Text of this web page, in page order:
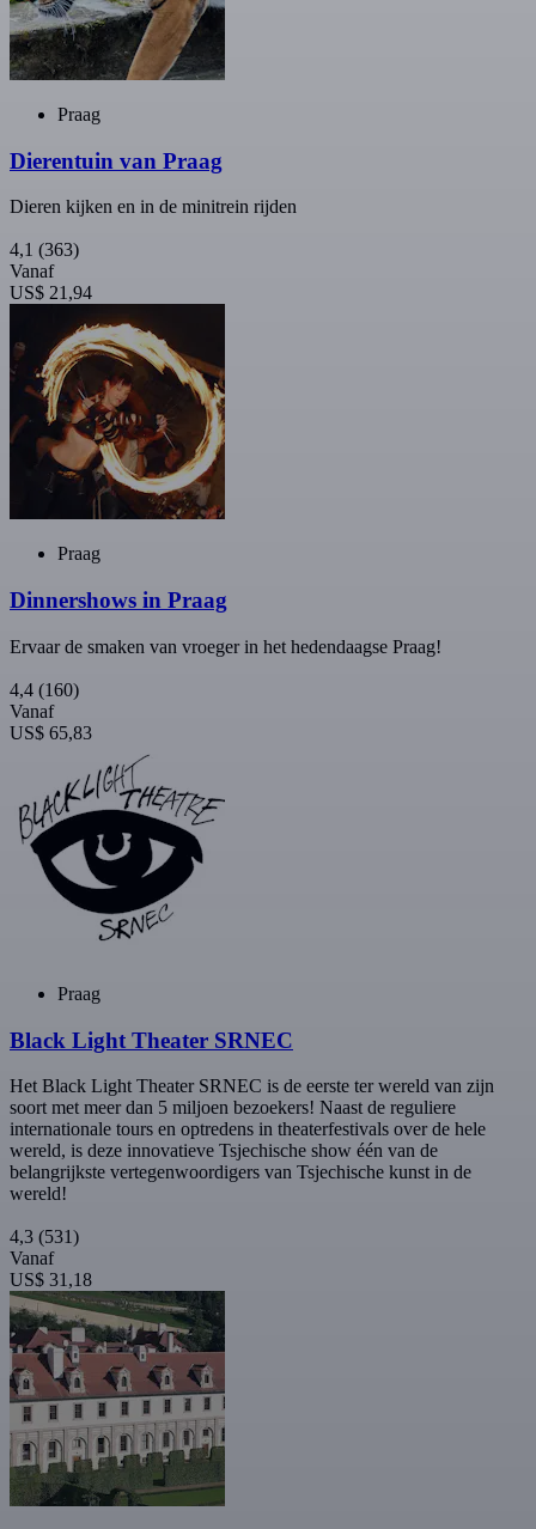
Praag
Dierentuin van Praag
Dieren kijken en in de minitrein rijden
4,1 (363)
Vanaf
US$ 21,94
Praag
Dinnershows in Praag
Ervaar de smaken van vroeger in het hedendaagse Praag!
4,4 (160)
Vanaf
US$ 65,83
Praag
Black Light Theater SRNEC
Het Black Light Theater SRNEC is de eerste ter wereld van zijn
soort met meer dan 5 miljoen bezoekers! Naast de reguliere
internationale tours en optredens in theaterfestivals over de hele
wereld, is deze innovatieve Tsjechische show één van de
belangrijkste vertegenwoordigers van Tsjechische kunst in de
wereld!
4,3 (531)
Vanaf
US$ 31,18